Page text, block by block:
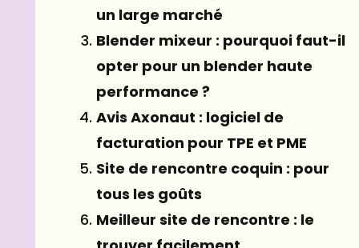
un large marché
Blender mixeur : pourquoi faut-il
opter pour un blender haute
performance ?
Avis Axonaut : logiciel de
facturation pour TPE et PME
Site de rencontre coquin : pour
tous les goûts
Meilleur site de rencontre : le